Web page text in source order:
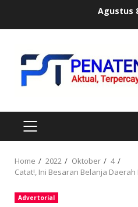
Agustus
PRIMARY
MENU
Home 2022 Oktober
4
Catat!, Ini Besaran Belanja Daerah
Advertorial